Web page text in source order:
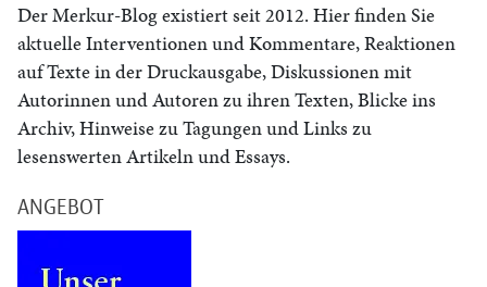
Der Merkur-Blog existiert seit 2012. Hier finden Sie
aktuelle Interventionen und Kommentare, Reaktionen
auf Texte in der Druckausgabe, Diskussionen mit
Autorinnen und Autoren zu ihren Texten, Blicke ins
Archiv, Hinweise zu Tagungen und Links zu
lesenswerten Artikeln und Essays.
ANGEBOT